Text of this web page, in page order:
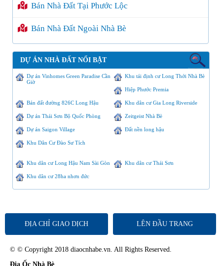
Bán Nhà Đất Tại Phước Lộc
Bán Nhà Đất Ngoài Nhà Bè
DỰ ÁN NHÀ ĐẤT NỔI BẬT
Dự án Vinhomes Green Paradise Cần
Giờ
Khu tái định cư Long Thới Nhà Bè
Hiệp Phước Premia
Bán đất đường 826C Long Hậu Khu dân cư Gia Long Riverside
Dự án Thái Sơn Bộ Quốc Phòng Zeitgeist Nhà Bè
Dự án Saigon Village Đất nền long hậu
Khu Dân Cư Đào Sư Tích
Khu dân cư Long Hậu Nam Sài Gòn Khu dân cư Thái Sơn
Khu dân cư 28ha nhơn đức
ĐỊA CHỈ GIAO DỊCH LÊN ĐẦU TRANG
© © Copyright 2018 diaocnhabe.vn. All Rights Reserved.
Địa Ốc Nhà Bè